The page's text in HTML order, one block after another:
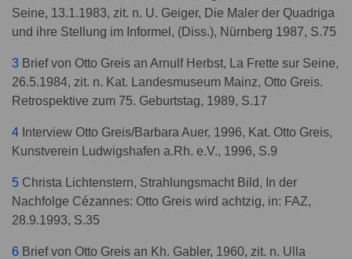
Seine, 13.1.1983, zit. n. U. Geiger, Die Maler der Quadriga
und ihre Stellung im Informel, (Diss.), Nürnberg 1987, S.75
3 Brief von Otto Greis an Arnulf Herbst, La Frette sur Seine,
26.5.1984, zit. n. Kat. Landesmuseum Mainz, Otto Greis.
Retrospektive zum 75. Geburtstag, 1989, S.17
4 Interview Otto Greis/Barbara Auer, 1996, Kat. Otto Greis,
Kunstverein Ludwigshafen a.Rh. e.V., 1996, S.9
5 Christa Lichtenstern, Strahlungsmacht Bild, In der
Nachfolge Cézannes: Otto Greis wird achtzig, in: FAZ,
28.9.1993, S.35
6 Brief von Otto Greis an Kh. Gabler, 1960, zit. n. Ulla